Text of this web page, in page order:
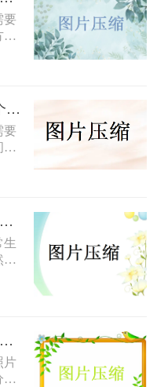
要
便
怎么在电脑上压缩图片？这3个压缩方法分享！
要
或
压缩图片大小怎么弄？快试试这3个压缩方法！
生
照片如何压缩变小200kb？这4种压缩方法请务必学会！
片